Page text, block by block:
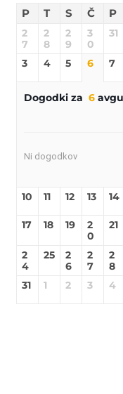
P T S Č P
2
7
2
8
2
9
3
0
31
3 4 5 6 7
Dogodki za 6
Ni dogodkov
10 11 12 13 14
17 18 19
2
0
21
2
4
25
2
6
2
7
2
8
31
1 2 3 4